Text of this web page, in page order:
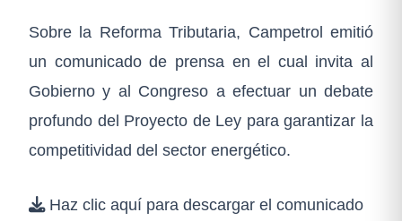
Sobre la Reforma Tributaria, Campetrol emitió
un comunicado de prensa en el cual invita al
Gobierno y al Congreso a efectuar un debate
profundo del Proyecto de Ley para garantizar la
competitividad del sector energético.
Haz clic aquí para descargar el comunicado